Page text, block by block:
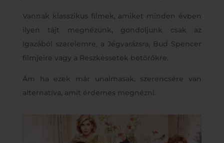
Vannak klasszikus filmek, amiket minden évben
ilyen tájt megnézünk, gondoljunk csak az
Igazából szerelemre, a Jégvarázsra, Bud Spencer
filmjeire vagy a Reszkessetek betörőkre.
Ám ha ezek már unalmasak, szerencsére van
alternatíva, amit érdemes megnézni.